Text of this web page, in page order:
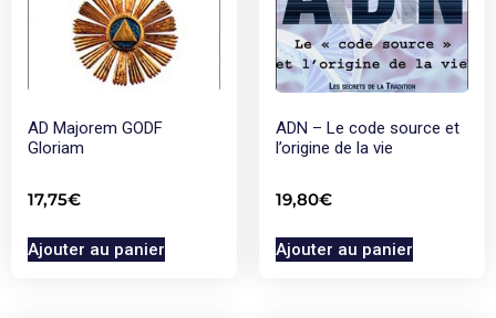
AD Majorem GODF
Gloriam
17,75€
Ajouter au panier
ADN – Le code source et
l’origine de la vie
19,80€
Ajouter au panier